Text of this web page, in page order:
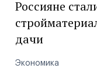
Россияне
дачи
Экономика